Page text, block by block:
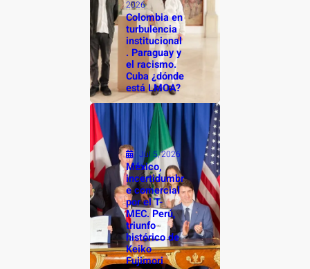
2026
Colombia en
turbulencia
institucional
. Paraguay y
el racismo.
Cuba ¿dónde
está LMOA?
Jul 5, 2026
México,
incertidumbr
e comercial
por el T-
MEC. Perú,
triunfo
histórico de
Keiko
Fujimori